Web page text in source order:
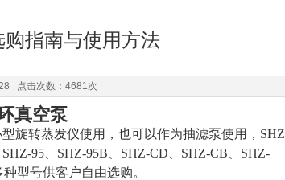
指南与使用方法
点击次数：4681次
空泵
旋转蒸发仪使用，也可以作为抽滤泵使用，SHZ
95、SHZ-95B、SHZ-CD、SHZ-CB、SHZ-
型号供客户自由选购。